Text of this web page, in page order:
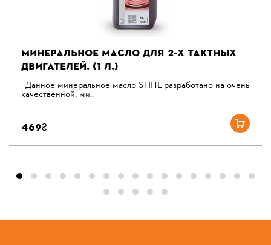
МИНЕРАЛЬНОЕ МАСЛО ДЛЯ 2-Х ТАКТНЫХ
ДВИГАТЕЛЕЙ. (1 Л.)
Данное минеральное масло STIHL разработано на очень
качественной, ми..
469₴